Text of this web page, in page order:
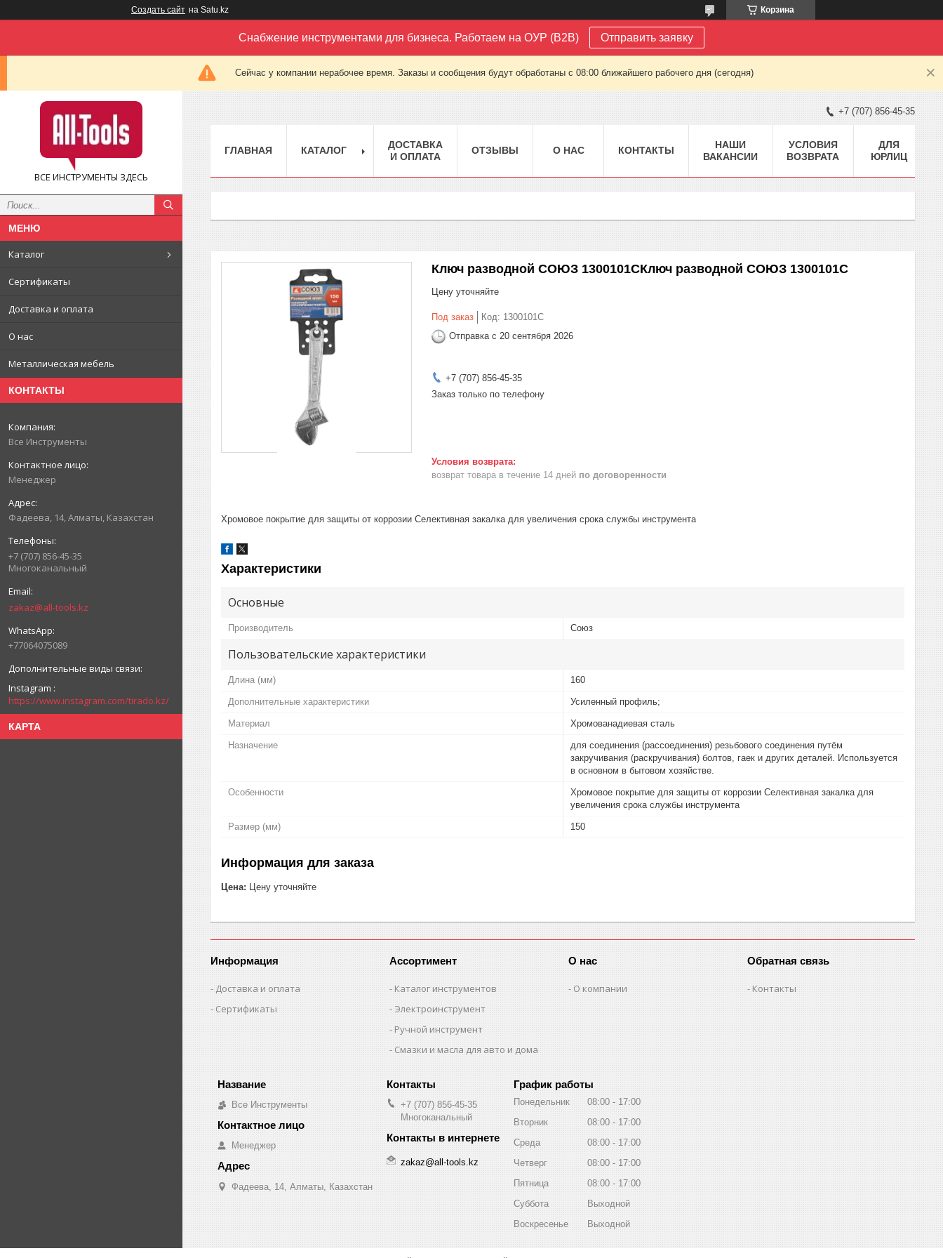
Создать сайт на Satu.kz Корзина
Снабжение инструментами для бизнеса. Работаем на ОУР (B2B) Отправить заявку
Сейчас у компании нерабочее время. Заказы и сообщения будут обработаны с 08:00 ближайшего рабочего дня (сегодня)
ВСЕ ИНСТРУМЕНТЫ ЗДЕСЬ
Каталог
Сертификаты
Доставка и оплата
О нас
Металлическая мебель
КОНТАКТЫ
Все Инструменты
Менеджер
Фадеева, 14, Алматы, Казахстан
+7 (707) 856-45-35
Многоканальный
zakaz@all-tools.kz
+77064075089
Instagram
https://www.instagram.com/tirado.kz/
КАРТА
+7 (707) 856-45-35
ГЛАВНАЯ КАТАЛОГ
ДОСТАВКА
И ОПЛАТА
ОТЗЫВЫ О НАС КОНТАКТЫ
НАШИ
ВАКАНСИИ
УСЛОВИЯ
ВОЗВРАТА
ДЛЯ
ЮРЛИЦ
Ключ разводной СОЮЗ 1300101СКлюч разводной СОЮЗ 1300101С
Цену уточняйте
Под заказ Код: 1300101С
Отправка с 20 сентября 2026
+7 (707) 856-45-35
Заказ только по телефону
возврат товара в течение 14 дней по договоренности
Хромовое покрытие для защиты от коррозии Селективная закалка для увеличения срока службы инструмента
Характеристики
Основные
Производитель Союз
Пользовательские характеристики
Длина (мм) 160
Дополнительные характеристики Усиленный профиль;
Материал Хромованадиевая сталь
Назначение
для соединения (рассоединения) резьбового соединения путём
закручивания (раскручивания) болтов, гаек и других деталей. Используется
в основном в бытовом хозяйстве.
Особенности
Хромовое покрытие для защиты от коррозии Селективная закалка для
увеличения срока службы инструмента
Размер (мм) 150
Информация для заказа
Цена: Цену уточняйте
Информация
Доставка и оплата
Сертификаты
Ассортимент
Каталог инструментов
Электроинструмент
Ручной инструмент
Смазки и масла для авто и дома
О нас
О компании
Обратная связь
Контакты
Все Инструменты
Менеджер
Фадеева, 14, Алматы, Казахстан
+7 (707) 856-45-35
Многоканальный
zakaz@all-tools.kz
График работы
Понедельник 08:00
17:00
Вторник
08:00
17:00
Среда
08:00
17:00
Четверг
08:00
17:00
Пятница
08:00
17:00
Суббота
Выходной
Воскресенье
Выходной